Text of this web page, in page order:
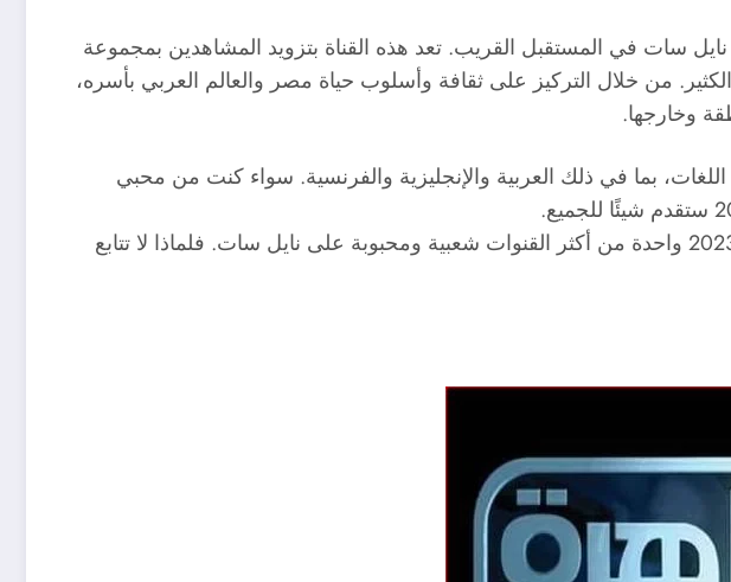
المقرر إطلاقها على نايل سات في المستقبل القريب. تعد هذه القناة بتزويد المشاهدين بمجموعة
من خلال التركيز على ثقافة وأسلوب حياة مصر والعالم العربي بأسره،
بما في ذلك العربية والإنجليزية والفرنسية. سواء كنت من محبي
من خلال نهجها المبتكر في البرمجة والتزامها بالتميز، من المقرر أن تصبح قناة كايرو ونيو بيبول 2023 واحدة من أكثر القنوات شعبية ومحبوبة على نايل سات. فلماذا لا تتابع